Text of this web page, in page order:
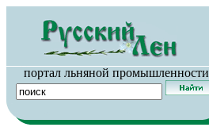
портал льняной промышленности